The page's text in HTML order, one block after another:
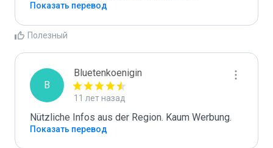
Показать перевод
Полезный
B
Bluetenkoenigin
11 лет назад
Nützliche Infos aus der Region. Kaum Werbung.
Показать перевод